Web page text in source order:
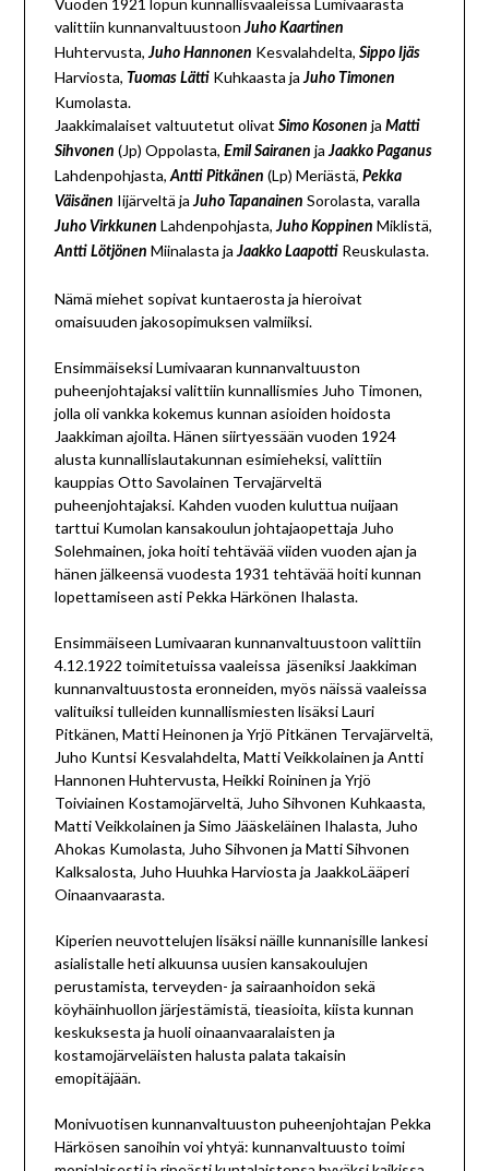
valittiin kunnanvaltuustoon Juho Kaartinen
Huhtervusta, Juho Hannonen Kesvalahdelta, Sippo Ijäs
Harviosta, Tuomas LättiKuhkaasta ja Juho Timonen
Kumolasta.
Jaakkimalaiset valtuutetut olivat Simo Kosonen ja Matti
Sihvonen (Jp) Oppolasta, Emil Sairanen ja Jaakko Paganus
Lahdenpohjasta, Antti Pitkänen (Lp) Meriästä, Pekka
Väisänen Iijärveltä ja Juho Tapanainen Sorolasta, varalla
Juho Virkkunen Lahdenpohjasta, Juho Koppinen Miklistä,
Antti Lötjönen Miinalasta ja Jaakko Laapotti Reuskulasta.
Nämä miehet sopivat kuntaerosta ja hieroivat
omaisuuden jakosopimuksen valmiiksi.
Ensimmäiseksi Lumivaaran kunnanvaltuuston
puheenjohtajaksi valittiin kunnallismies Juho Timonen,
jolla oli vankka kokemus kunnan asioiden hoidosta
Jaakkiman ajoilta. Hänen siirtyessään vuoden 1924
alusta kunnallislautakunnan esimieheksi, valittiin
kauppias Otto Savolainen Tervajärveltä
puheenjohtajaksi. Kahden vuoden kuluttua nuijaan
tarttui Kumolan kansakoulun johtajaopettaja Juho
Solehmainen, joka hoiti tehtävää viiden vuoden ajan ja
hänen jälkeensä vuodesta 1931 tehtävää hoiti kunnan
lopettamiseen asti Pekka Härkönen Ihalasta.
Ensimmäiseen Lumivaaran kunnanvaltuustoon valittiin
4.12.1922 toimitetuissa vaaleissa jäseniksi Jaakkiman
kunnanvaltuustosta eronneiden, myös näissä vaaleissa
valituiksi tulleiden kunnallismiesten lisäksiLauri
Pitkänen, Matti Heinonen ja Yrjö Pitkänen Tervajärveltä,
Juho KuntsiKesvalahdelta, Matti Veikkolainen ja Antti
Hannonen Huhtervusta, Heikki Roininen ja Yrjö
Toiviainen Kostamojärveltä, Juho Sihvonen Kuhkaasta,
Matti Veikkolainen ja Simo Jääskeläinen Ihalasta, Juho
Ahokas Kumolasta, Juho Sihvonen ja Matti Sihvonen
Kalksalosta, Juho Huuhka Harviosta ja JaakkoLääperi
Oinaanvaarasta.
Kiperien neuvottelujen lisäksi näille kunnanisille lankesi
asialistalle heti alkuunsa uusien kansakoulujen
perustamista, terveyden- ja sairaanhoidon sekä
köyhäinhuollon järjestämistä, tieasioita, kiista kunnan
keskuksesta ja huoli oinaanvaaralaisten ja
kostamojärveläisten halusta palata takaisin
emopitäjään.
Monivuotisen kunnanvaltuuston puheenjohtajan Pekka
Härkösen sanoihin voi yhtyä: kunnanvaltuusto toimi